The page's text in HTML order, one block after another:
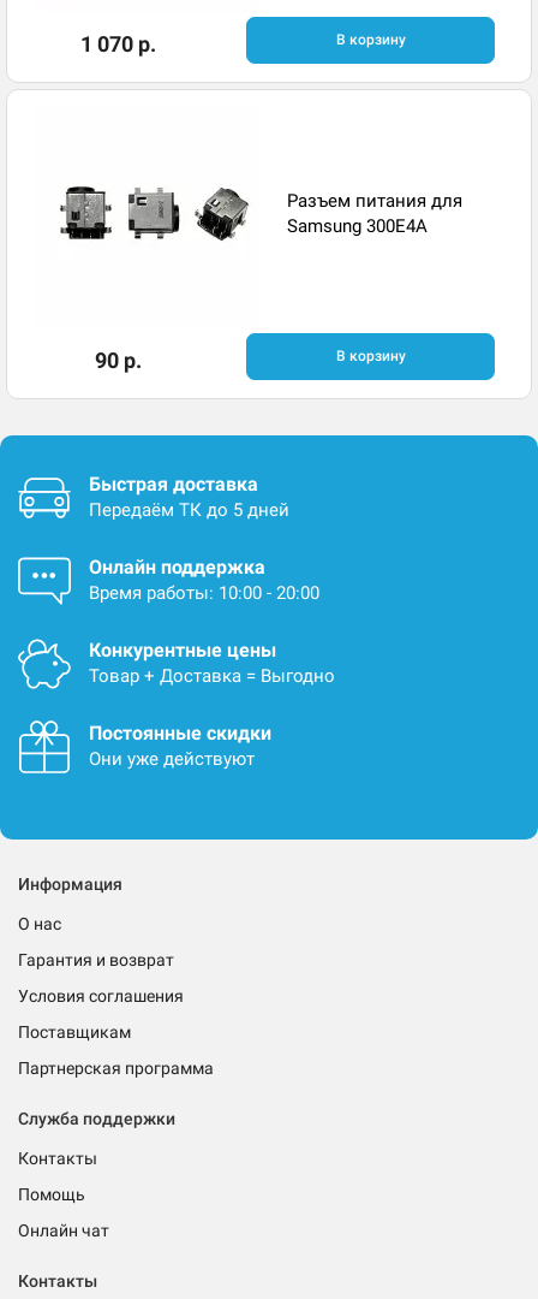
1 070 р. В корзину
Разъем питания для
Samsung 300E4A
90 р. В корзину
Быстрая доставка
Передаём ТК до 5 дней
Онлайн поддержка
Время работы: 10:00 - 20:00
Конкурентные цены
Товар + Доставка = Выгодно
Постоянные скидки
Они уже действуют
Информация
О нас
Гарантия и возврат
Условия соглашения
Поставщикам
Партнерская программа
Служба поддержки
Контакты
Помощь
Онлайн чат
Контакты